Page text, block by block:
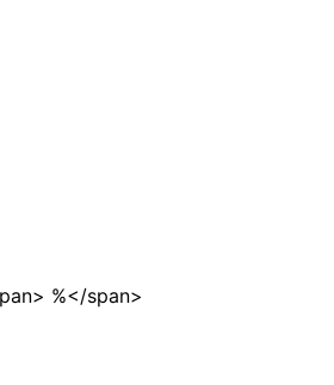
%</span>